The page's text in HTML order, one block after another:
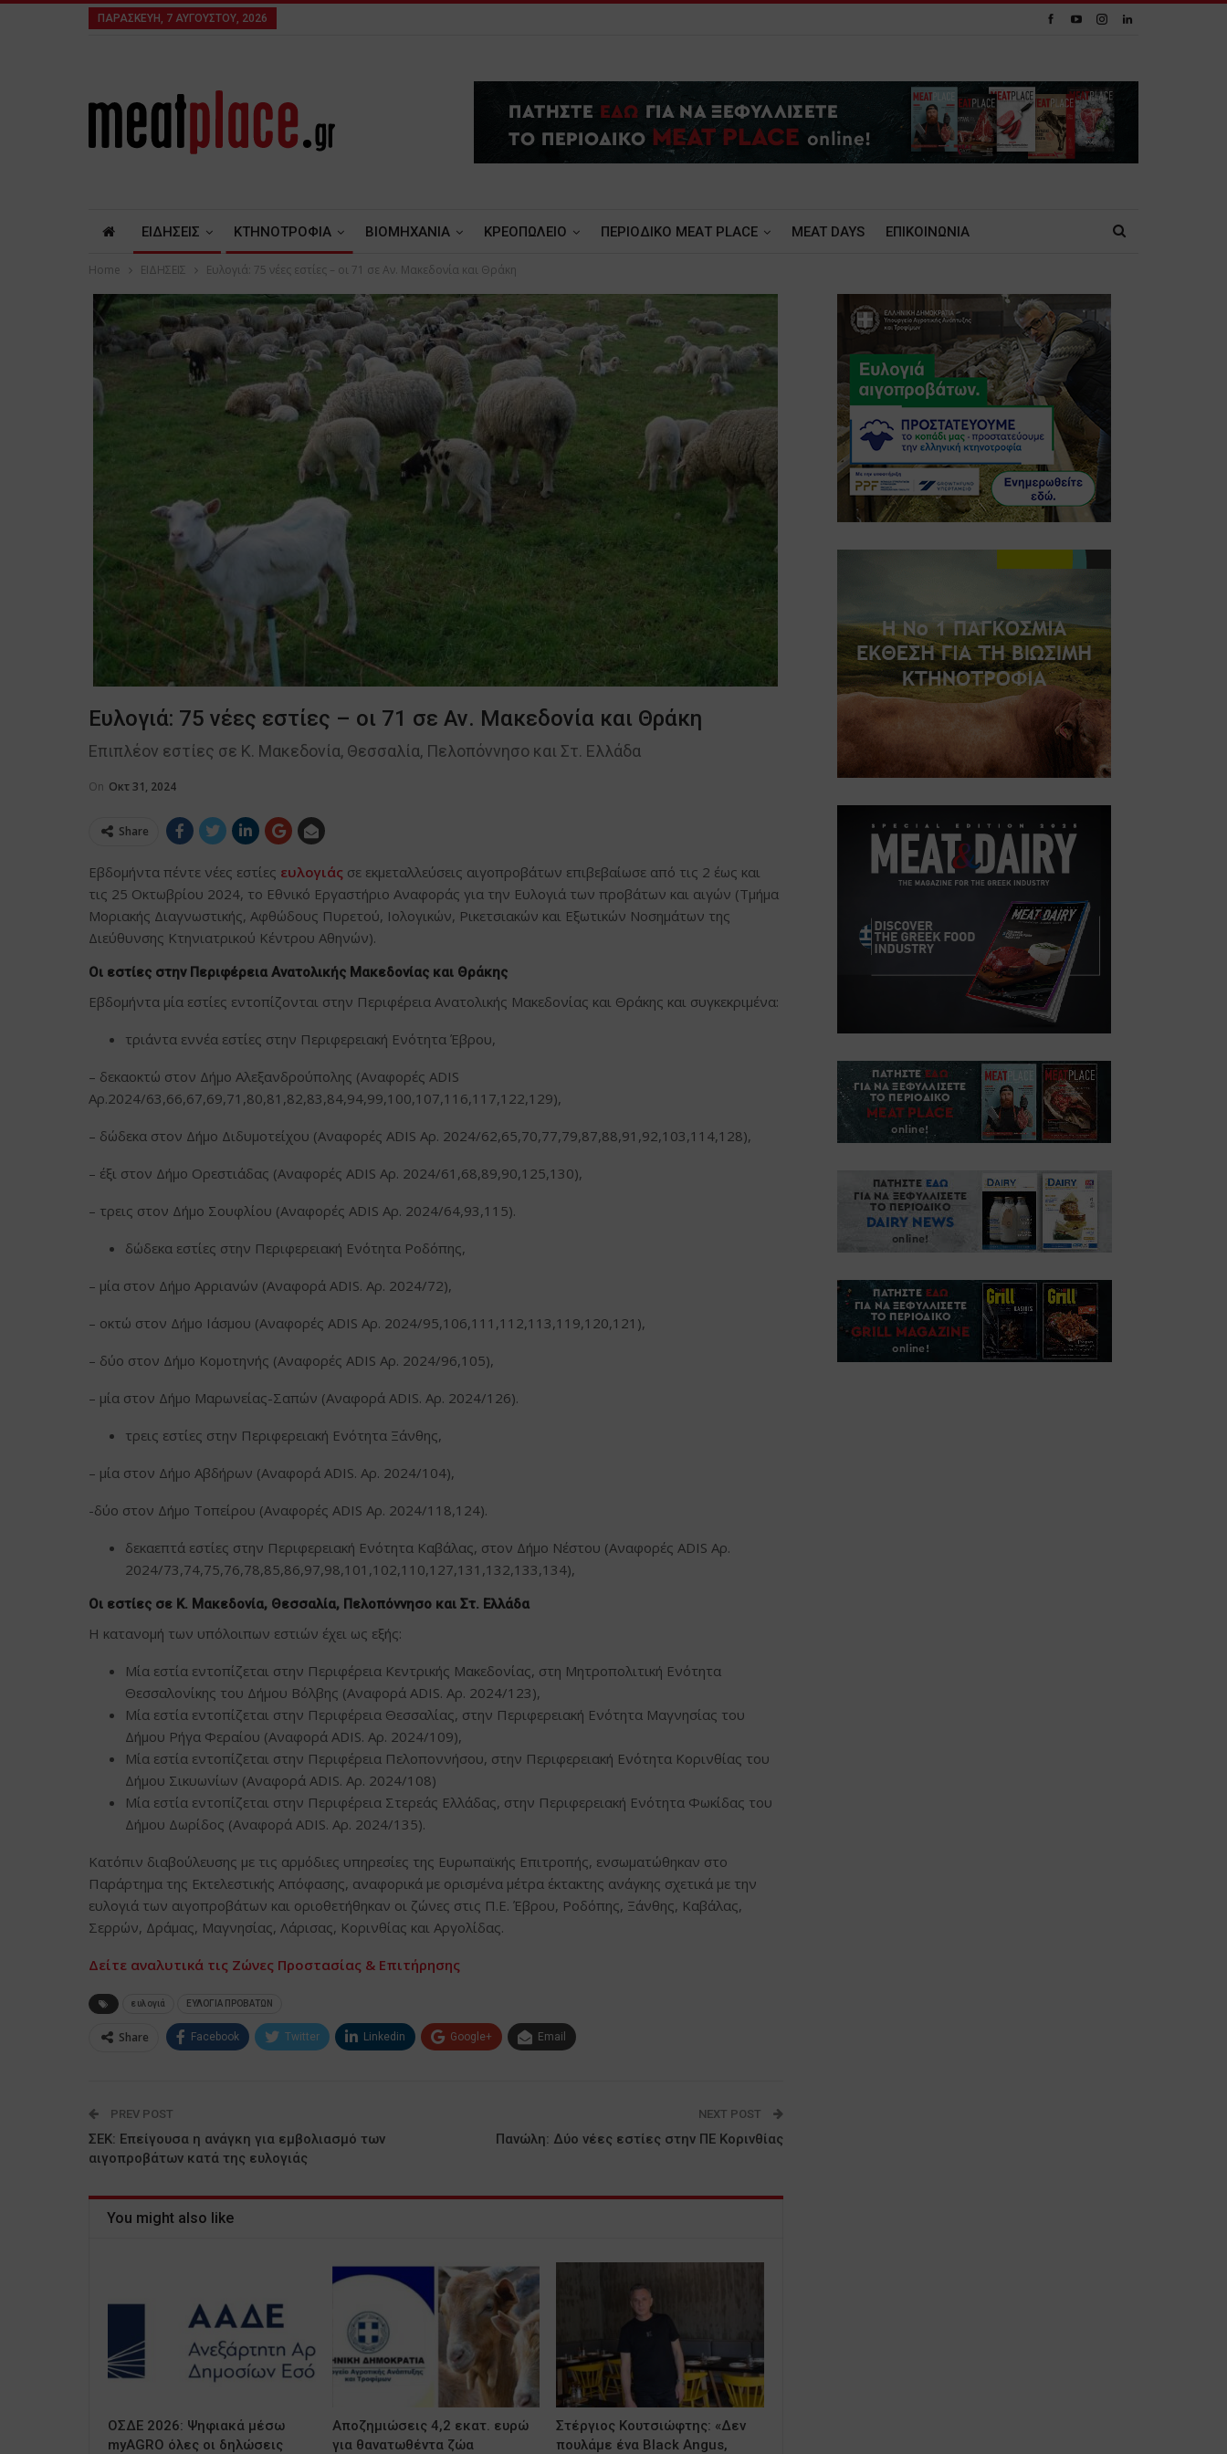
ΠΑΡΑΣΚΕΥΉ, 7 ΑΥΓΟΎΣΤΟΥ, 2026
ΕΙΔΗΣΕΙΣ ΚΤΗΝΟΤΡΟΦΙΑ ΒΙΟΜΗΧΑΝΙΑ ΚΡΕΟΠΩΛΕΙΟ ΠΕΡΙΟΔΙΚΟ ΜΕΑΤ PLACE MEAT DAYS ΕΠΙΚΟΙΝΩΝΙΑ
Home ΕΙΔΗΣΕΙΣ Ευλογιά: 75 νέες εστίες – οι 71 σε Αν. Μακεδονία και Θράκη
Ευλογιά: 75 νέες εστίες – οι 71 σε Αν. Μακεδονία και Θράκη
Επιπλέον εστίες σε Κ. Μακεδονία, Θεσσαλία, Πελοπόννησο και Στ. Ελλάδα
On Οκτ 31, 2024
Share
Εβδομήντα πέντε νέες εστίες ευλογιάς σε εκμεταλλεύσεις αιγοπροβάτων επιβεβαίωσε από τις 2 έως και
τις 25 Οκτωβρίου 2024, το Εθνικό Εργαστήριο Αναφοράς για την Ευλογιά των προβάτων και αιγών (Τμήμα
Μοριακής Διαγνωστικής, Αφθώδους Πυρετού, Ιολογικών, Ρικετσιακών και Εξωτικών Νοσημάτων της
Διεύθυνσης Κτηνιατρικού Κέντρου Αθηνών).
Οι εστίες στην Περιφέρεια Ανατολικής Μακεδονίας και Θράκης
Εβδομήντα μία εστίες εντοπίζονται στην Περιφέρεια Ανατολικής Μακεδονίας και Θράκης και συγκεκριμένα:
τριάντα εννέα εστίες στην Περιφερειακή Ενότητα Έβρου,
– δεκαοκτώ στον Δήμο Αλεξανδρούπολης (Αναφορές ADIS
Αρ.2024/63,66,67,69,71,80,81,82,83,84,94,99,100,107,116,117,122,129),
– δώδεκα στον Δήμο Διδυμοτείχου (Αναφορές ADIS Αρ. 2024/62,65,70,77,79,87,88,91,92,103,114,128),
– έξι στον Δήμο Ορεστιάδας (Αναφορές ADIS Αρ. 2024/61,68,89,90,125,130),
– τρεις στον Δήμο Σουφλίου (Αναφορές ADIS Αρ. 2024/64,93,115).
δώδεκα εστίες στην Περιφερειακή Ενότητα Ροδόπης,
– μία στον Δήμο Αρριανών (Αναφορά ADIS. Αρ. 2024/72),
– οκτώ στον Δήμο Ιάσμου (Αναφορές ADIS Αρ. 2024/95,106,111,112,113,119,120,121),
– δύο στον Δήμο Κομοτηνής (Αναφορές ADIS Αρ. 2024/96,105),
– μία στον Δήμο Μαρωνείας-Σαπών (Αναφορά ADIS. Αρ. 2024/126).
τρεις εστίες στην Περιφερειακή Ενότητα Ξάνθης,
– μία στον Δήμο Αβδήρων (Αναφορά ADIS. Αρ. 2024/104),
-δύο στον Δήμο Τοπείρου (Αναφορές ADIS Αρ. 2024/118,124).
δεκαεπτά εστίες στην Περιφερειακή Ενότητα Καβάλας, στον Δήμο Νέστου (Αναφορές ADIS Αρ.
2024/73,74,75,76,78,85,86,97,98,101,102,110,127,131,132,133,134),
Οι εστίες σε Κ. Μακεδονία, Θεσσαλία, Πελοπόννησο και Στ. Ελλάδα
Η κατανομή των υπόλοιπων εστιών έχει ως εξής:
Μία εστία εντοπίζεται στην Περιφέρεια Κεντρικής Μακεδονίας, στη Μητροπολιτική Ενότητα
Θεσσαλονίκης του Δήμου Βόλβης (Αναφορά ADIS. Αρ. 2024/123),
Μία εστία εντοπίζεται στην Περιφέρεια Θεσσαλίας, στην Περιφερειακή Ενότητα Μαγνησίας του
Δήμου Ρήγα Φεραίου (Αναφορά ADIS. Αρ. 2024/109),
Μία εστία εντοπίζεται στην Περιφέρεια Πελοποννήσου, στην Περιφερειακή Ενότητα Κορινθίας του
Δήμου Σικυωνίων (Αναφορά ADIS. Αρ. 2024/108)
Μία εστία εντοπίζεται στην Περιφέρεια Στερεάς Ελλάδας, στην Περιφερειακή Ενότητα Φωκίδας του
Δήμου Δωρίδος (Αναφορά ADIS. Αρ. 2024/135).
Κατόπιν διαβούλευσης με τις αρμόδιες υπηρεσίες της Ευρωπαϊκής Επιτροπής, ενσωματώθηκαν στο
Παράρτημα της Εκτελεστικής Απόφασης, αναφορικά με ορισμένα μέτρα έκτακτης ανάγκης σχετικά με την
ευλογιά των αιγοπροβάτων και οριοθετήθηκαν οι ζώνες στις Π.Ε. Έβρου, Ροδόπης, Ξάνθης, Καβάλας,
Σερρών, Δράμας, Μαγνησίας, Λάρισας, Κορινθίας και Αργολίδας.
Δείτε αναλυτικά τις Ζώνες Προστασίας & Επιτήρησης
ευλογιά ΕΥΛΟΓΙΑ ΠΡΟΒΑΤΩΝ
Share Facebook Twitter Linkedin Google+ Email
PREV POST
ΣΕΚ: Επείγουσα η ανάγκη για εμβολιασμό των
αιγοπροβάτων κατά της ευλογιάς
NEXT POST
Πανώλη: Δύο νέες εστίες στην ΠΕ Κορινθίας
You might also like
ΟΣΔΕ 2026: Ψηφιακά μέσω
myAGRO όλες οι δηλώσεις
Αποζημιώσεις 4,2 εκατ. ευρώ
για θανατωθέντα ζώα
Στέργιος Κουτσιώφτης: «Δεν
πουλάμε ένα Black Angus,